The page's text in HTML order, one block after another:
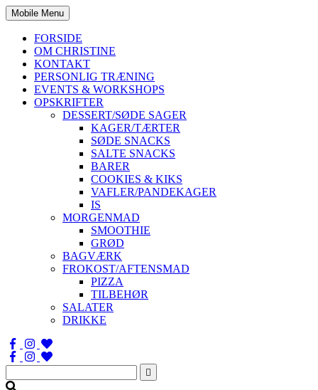
Mobile Menu
FORSIDE
OM CHRISTINE
KONTAKT
PERSONLIG TRÆNING
EVENTS & WORKSHOPS
OPSKRIFTER
DESSERT/SØDE SAGER
KAGER/TÆRTER
SØDE SNACKS
SALTE SNACKS
BARER
COOKIES & KIKS
VAFLER/PANDEKAGER
IS
MORGENMAD
SMOOTHIE
GRØD
BAGVÆRK
FROKOST/AFTENSMAD
PIZZA
TILBEHØR
SALATER
DRIKKE
Søg
efter: